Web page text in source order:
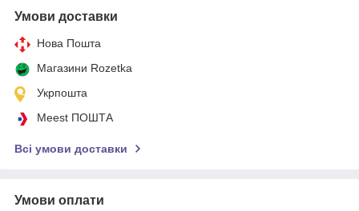
Умови доставки
Нова Пошта
Магазини Rozetka
Укрпошта
Meest ПОШТА
Всі умови доставки
Умови оплати